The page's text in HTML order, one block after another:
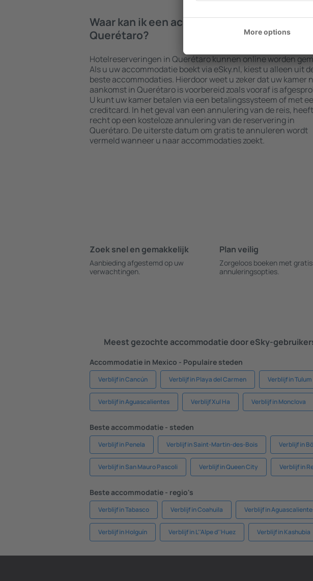
Waar kan ik een accommodatie boeken in
Querétaro?
Hotelreserveringen in Querétaro kunnen online worden
Als u uw accommodatie boekt via eSky.nl, kiest u alleen uit
beste accommodaties. Hierdoor weet u zeker dat uw kamer
aankomst in Querétaro is voorbereid zoals vooraf is
U kunt uw kamer betalen via een betalingssysteem of met
creditcard. In het geval van een annulering van de reis,
recht op een kosteloze annulering van de reservering in
Querétaro. De uiterste datum om gratis te annuleren wordt
vermeld wanneer u naar accommodaties zoekt.
Zoek snel en gemakkelijk
Aanbieding afgestemd op uw
verwachtingen.
Plan veilig
Zorgeloos boeken met
annuleringsopties.
Meest gezochte accommodatie door eSky-
Accommodatie in Mexico - Populaire steden
Verblijf in Cancún Verblijf in Playa del Carmen Verblijf in Tulum
Verblijf in Aguascalientes Verblijf Xul Ha Verblijf in Monclova
Beste accommodatie - steden
Verblijf in Penela Verblijf in Saint-Martin-des-Bois Verblijf in
Verblijf in San Mauro Pascoli Verblijf in Queen City Verblijf in
Beste accommodatie - regio's
Verblijf in Tabasco Verblijf in Coahuila Verblijf in
Verblijf in Holguín Verblijf in L''Alpe d''Huez Verblijf in Kashubia